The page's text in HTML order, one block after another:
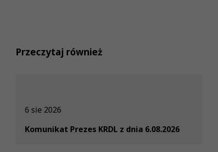
Przeczytaj również
6 sie 2026
Komunikat Prezes KRDL z dnia 6.08.2026